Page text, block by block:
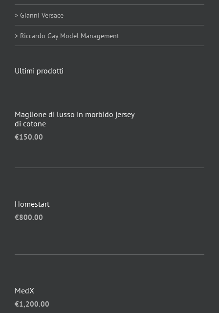
> Gianni Versace
> Riccardo Gay Model Management
Ultimi prodotti
Maglione di lusso in morbido jersey
di cotone
€150.00
Homestart
€800.00
MedX
€1,200.00